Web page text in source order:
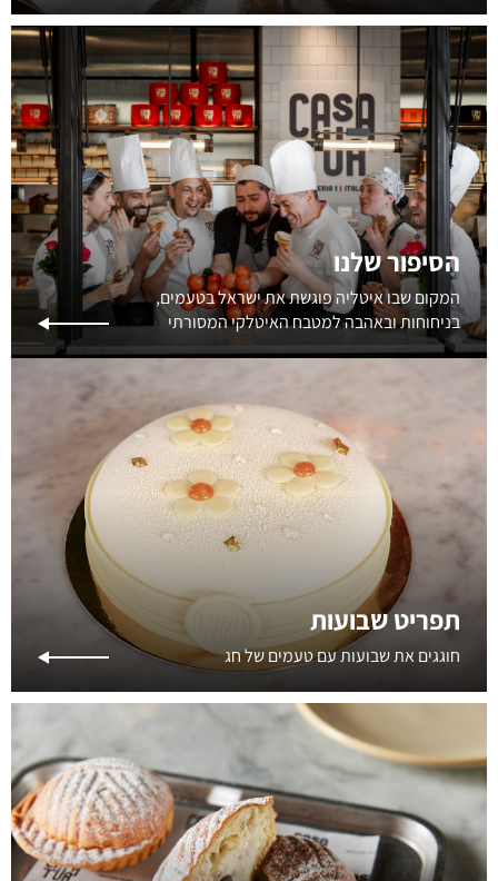
הסיפור שלנו
המקום שבו איטליה פוגשת את ישראל בטעמים,
בניחוחות ובאהבה למטבח האיטלקי המסורתי
תפריט שבועות
חוגגים את שבועות עם טעמים של חג